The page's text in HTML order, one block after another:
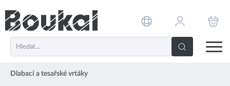
Dlabací a tesařské vrtáky